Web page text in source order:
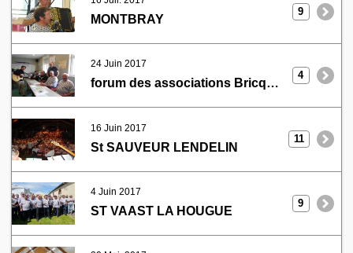
MONTBRAY
9
24 Juin 2017
forum des associations Bricquebec
4
16 Juin 2017
St SAUVEUR LENDELIN
11
4 Juin 2017
ST VAAST LA HOUGUE
9